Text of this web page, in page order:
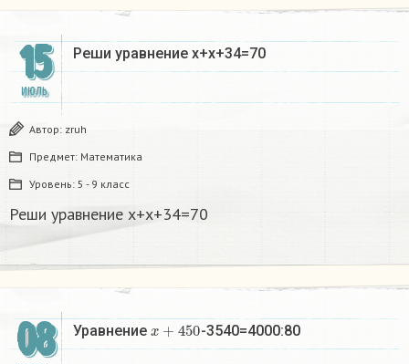
15
ИЮЛЬ
Реши уравнение х+х+34=70
Автор: zruh
Предмет: Математика
Уровень: 5 - 9 класс
Реши уравнение х+х+34=70
08 Уравнение x+450 -3540=4000:80